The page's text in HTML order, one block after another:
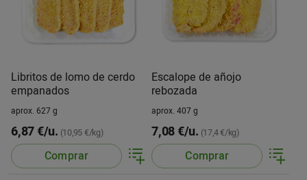
Libritos de lomo de cerdo
empanados
aprox. 627 g
6,87 €/u. (10,95 €/kg)
Comprar
Escalope de añojo
rebozada
aprox. 407 g
7,08 €/u. (17,4 €/kg)
Comprar